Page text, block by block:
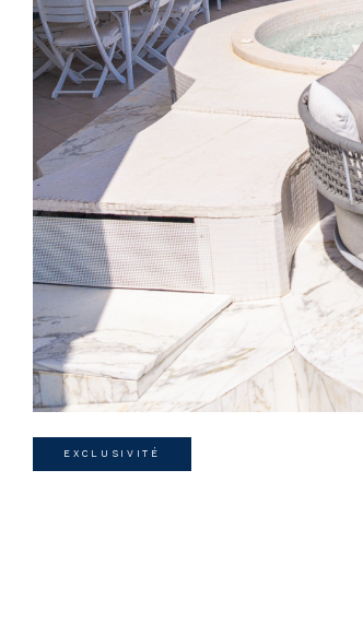
EXCLUSIVITÉ